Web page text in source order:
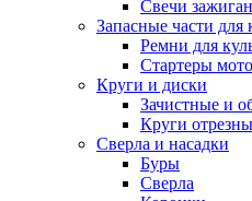
Свечи
Запасные части для
Ремни для
Стартеры
Круги и диски
Зачистные и
Круги
Сверла и насадки
Буры
Сверла